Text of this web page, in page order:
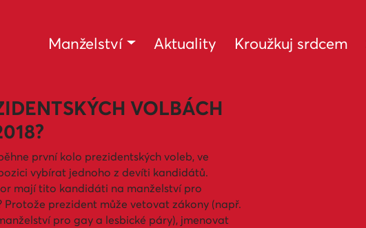
Manželství Aktuality Kroužkuj srdcem
VOLBÁCH
první kolo prezidentských voleb, ve
vybírat jednoho z devíti kandidátů.
mají tito kandidáti na manželství pro
Protože prezident může vetovat zákony (např.
pro gay a lesbické páry), jmenovat